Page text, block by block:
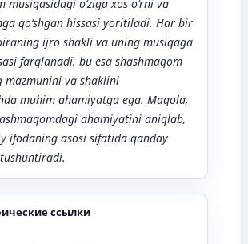
musiqasidagi o‘ziga xos o‘rni va
qo‘shgan hissasi yoritiladi. Har bir
ijro shakli va uning musiqaga
farqlanadi, bu esa shashmaqom
mazmunini va shaklini
muhim ahamiyatga ega. Maqola,
ahamiyatini aniqlab,
ifodaning asosi sifatida qanday
ссылки